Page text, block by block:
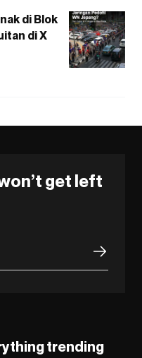
di Blok
di X
get left
trending